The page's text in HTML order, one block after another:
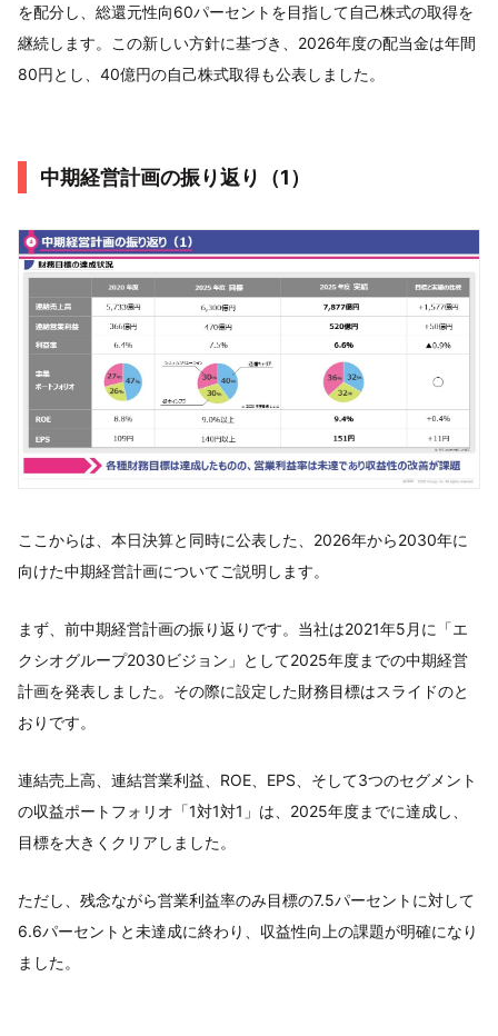
を配分し、総還元性向60パーセントを目指して自己株式の取得を
継続します。この新しい方針に基づき、2026年度の配当金は年間
80円とし、40億円の自己株式取得も公表しました。
中期経営計画の振り返り（1）
ここからは、本日決算と同時に公表した、2026年から2030年に
向けた中期経営計画についてご説明します。
まず、前中期経営計画の振り返りです。当社は2021年5月に「エ
クシオグループ2030ビジョン」として2025年度までの中期経営
計画を発表しました。その際に設定した財務目標はスライドのと
おりです。
連結売上高、連結営業利益、ROE、EPS、そして3つのセグメント
の収益ポートフォリオ「1対1対1」は、2025年度までに達成し、
目標を大きくクリアしました。
ただし、残念ながら営業利益率のみ目標の7.5パーセントに対して
6.6パーセントと未達成に終わり、収益性向上の課題が明確になり
ました。